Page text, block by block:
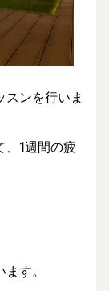
ンを行いま
、1週間の疲
す。